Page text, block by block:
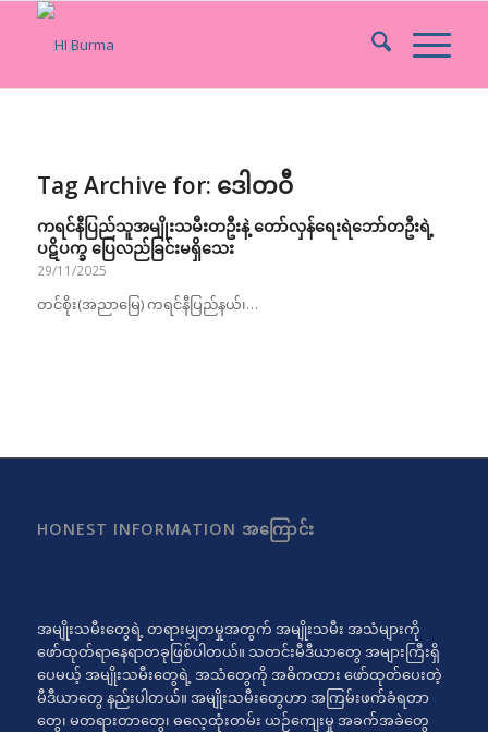
Tag Archive for: ဒေါတဝီ
ကရင်နီပြည်သူအမျိုးသမီးတဦးနဲ့ တော်လှန်ရေးရဲဘော်တဦးရဲ့
ပဋိပက္ခ ပြေလည်ခြင်းမရှိသေး
29/11/2025
တင်စိုး(အညာမြေ) ကရင်နီပြည်နယ်၊…
HONEST INFORMATION အကြောင်း
အမျိုးသမီးတွေရဲ့ တရားမျှတမှုအတွက် အမျိုးသမီး အသံများကို
ဖော်ထုတ်ရာနေရာတခုဖြစ်ပါတယ်။ သတင်းမီဒီယာတွေ အများကြီးရှိ
ပေမယ့် အမျိုးသမီးတွေရဲ့ အသံတွေကို အဓိကထား ဖော်ထုတ်ပေးတဲ့
မီဒီယာတွေ နည်းပါတယ်။ အမျိုးသမီးတွေဟာ အကြမ်းဖက်ခံရတာ
တွေ၊ မတရားတာတွေ၊ ဓလေ့ထုံးတမ်း ယဉ်ကျေးမှု အခက်အခဲတွေ